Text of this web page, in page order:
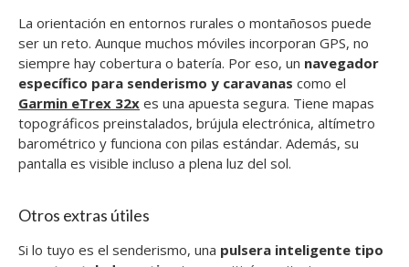
La orientación en entornos rurales o montañosos puede
ser un reto. Aunque muchos móviles incorporan GPS, no
siempre hay cobertura o batería. Por eso, un navegador
específico para senderismo y caravanas como el
Garmin eTrex 32x es una apuesta segura. Tiene mapas
topográficos preinstalados, brújula electrónica, altímetro
barométrico y funciona con pilas estándar. Además, su
pantalla es visible incluso a plena luz del sol.
Otros extras útiles
Si lo tuyo es el senderismo, una pulsera inteligente tipo